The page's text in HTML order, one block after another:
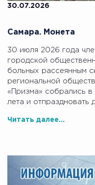
30.07.2026
Самара. Монета
30 июля 2026 года
городской
больных рассеянным
региональной
«Призма» собрались
лета и отпраздновать
Читать далее...